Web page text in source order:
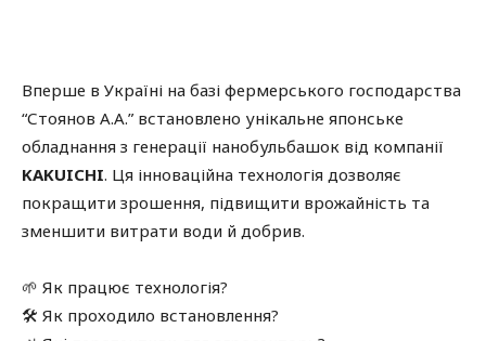
Вперше в Україні на базі фермерського господарства
“Стоянов А.А.” встановлено унікальне японське
обладнання з генерації нанобульбашок від компанії
KAKUICHI. Ця інноваційна технологія дозволяє
покращити зрошення, підвищити врожайність та
зменшити витрати води й добрив.
🌱 Як працює технологія?
🛠 Як проходило встановлення?